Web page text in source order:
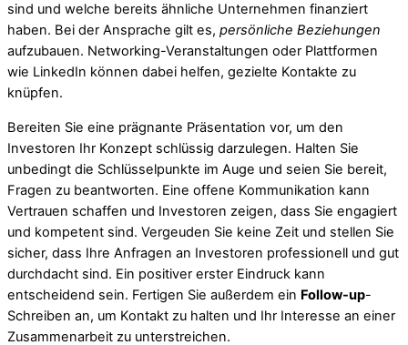
sind und welche bereits ähnliche Unternehmen finanziert
haben. Bei der Ansprache gilt es, persönliche Beziehungen
aufzubauen. Networking-Veranstaltungen oder Plattformen
wie LinkedIn können dabei helfen, gezielte Kontakte zu
knüpfen.
Bereiten Sie eine prägnante Präsentation vor, um den
Investoren Ihr Konzept schlüssig darzulegen. Halten Sie
unbedingt die Schlüsselpunkte im Auge und seien Sie bereit,
Fragen zu beantworten. Eine offene Kommunikation kann
Vertrauen schaffen und Investoren zeigen, dass Sie engagiert
und kompetent sind. Vergeuden Sie keine Zeit und stellen Sie
sicher, dass Ihre Anfragen an Investoren professionell und gut
durchdacht sind. Ein positiver erster Eindruck kann
entscheidend sein. Fertigen Sie außerdem ein Follow-up-
Schreiben an, um Kontakt zu halten und Ihr Interesse an einer
Zusammenarbeit zu unterstreichen.